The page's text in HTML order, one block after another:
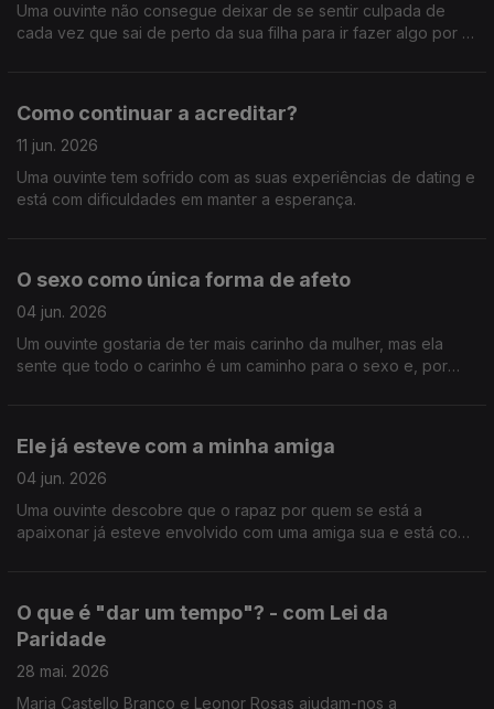
Uma ouvinte não consegue deixar de se sentir culpada de
cada vez que sai de perto da sua filha para ir fazer algo por si.
Como continuar a acreditar?
11 jun. 2026
Uma ouvinte tem sofrido com as suas experiências de dating e
está com dificuldades em manter a esperança.
O sexo como única forma de afeto
04 jun. 2026
Um ouvinte gostaria de ter mais carinho da mulher, mas ela
sente que todo o carinho é um caminho para o sexo e, por
Ele já esteve com a minha amiga
04 jun. 2026
Uma ouvinte descobre que o rapaz por quem se está a
apaixonar já esteve envolvido com uma amiga sua e está com
O que é "dar um tempo"? - com Lei da
Paridade
28 mai. 2026
Maria Castello Branco e Leonor Rosas ajudam-nos a